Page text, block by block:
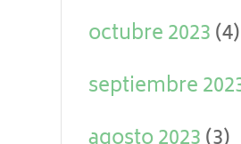
octubre 2023(4)
septiembre